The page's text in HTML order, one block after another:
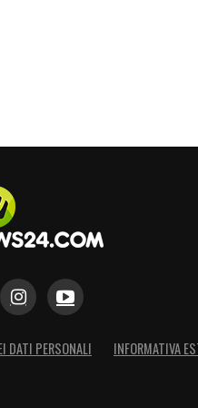
DATI PERSONALI INFORMATIVA